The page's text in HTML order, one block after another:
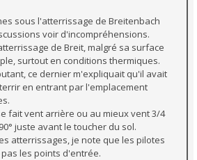
sous l'atterrissage de Breitenbach
voir d'incompréhensions.
de Breit, malgré sa surface
surtout en conditions thermiques.
ce dernier m'expliquait qu'il avait
en entrant par l'emplacement
fait vent arrière ou au mieux vent 3/4
juste avant le toucher du sol.
atterrissages, je note que les pilotes
les points d'entrée.